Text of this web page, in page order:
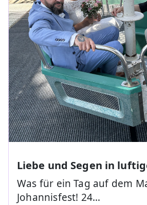
Liebe und Segen in
Was für ein Tag auf dem
Johannisfest! 24…